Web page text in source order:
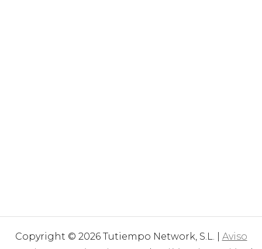
Copyright © 2026 Tutiempo Network, S.L. | Aviso